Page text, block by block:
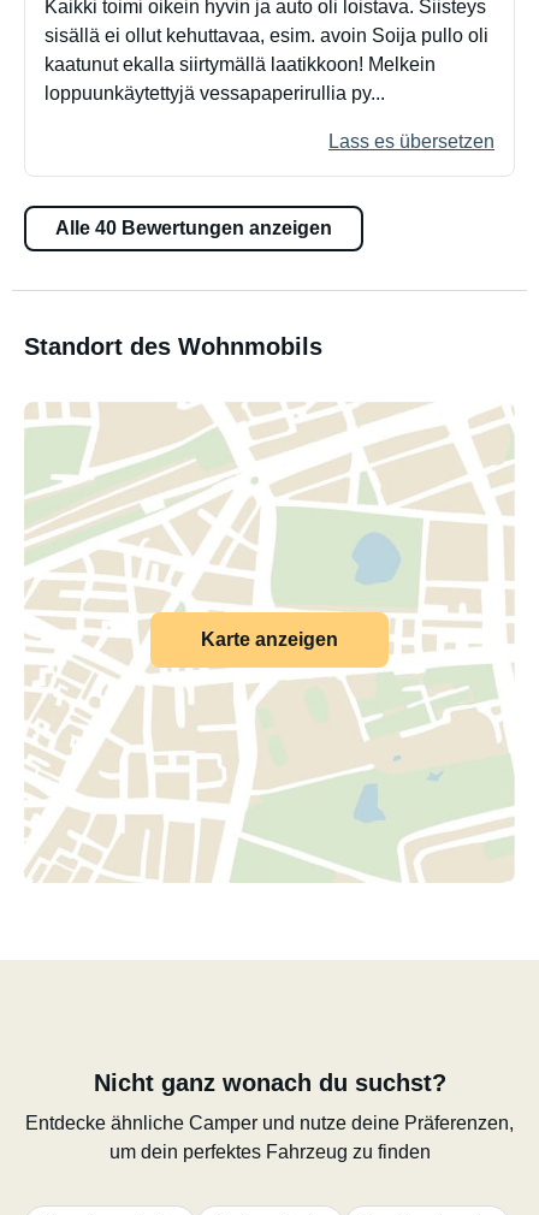
Kaikki toimi oikein hyvin ja auto oli loistava. Siisteys
sisällä ei ollut kehuttavaa, esim. avoin Soija pullo oli
kaatunut ekalla siirtymällä laatikkoon! Melkein
loppuunkäytettyjä vessapaperirullia py...
Lass es übersetzen
Alle 40 Bewertungen anzeigen
Standort des Wohnmobils
Karte anzeigen
Nicht ganz wonach du suchst?
Entdecke ähnliche Camper und nutze deine Präferenzen,
um dein perfektes Fahrzeug zu finden